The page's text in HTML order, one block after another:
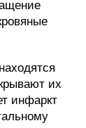
их
инфаркт